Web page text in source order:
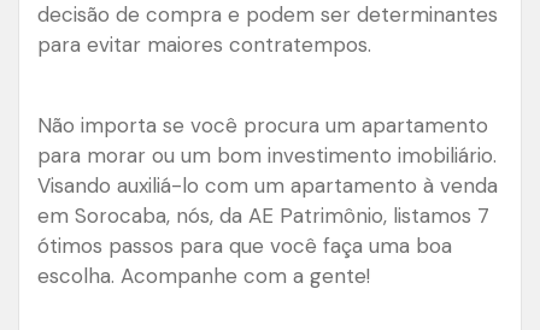
decisão de compra e podem ser determinantes
para evitar maiores contratempos.
Não importa se você procura um apartamento
para morar ou um bom investimento imobiliário.
Visando auxiliá-lo com um apartamento à venda
em Sorocaba, nós, da AE Patrimônio, listamos 7
ótimos passos para que você faça uma boa
escolha. Acompanhe com a gente!